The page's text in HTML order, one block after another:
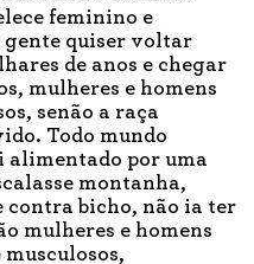
feminino e
gente quiser voltar
de anos e chegar
mulheres e homens
senão a raça
Todo mundo
alimentado por uma
montanha,
contra bicho, não ia ter
mulheres e homens